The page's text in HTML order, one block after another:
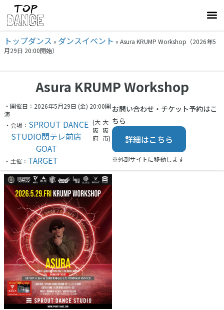
トップダンス » ダンスイベント » Asura KRUMP Workshop（2026年5
月29日 20:00開始）
Asura KRUMP Workshop
・開催日：2026年5月29日 (金) 20:00開
演
・会場： SPROUT DANCE
STUDIO関テレ前店
GOAT
(大
阪
府
大
阪
市)
・主催： TARGET
お問い合わせ・チケット予約はこ
ちら
詳細はこちら
※外部サイトに移動します